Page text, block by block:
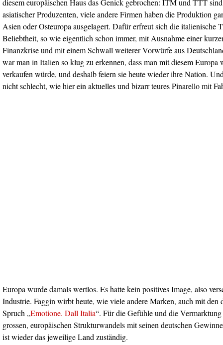
diesem europäischen Haus das Genick gebrochen: ITM und TTT
asiatischer Produzenten, viele andere Firmen haben die Produktion
Asien oder Osteuropa ausgelagert. Dafür erfreut sich die italienische
Beliebtheit, so wie eigentlich schon immer, mit Ausnahme einer
Finanzkrise und mit einem Schwall weiterer Vorwürfe aus
war man in Italien so klug zu erkennen, dass man mit diesem Europa
verkaufen würde, und deshalb feiern sie heute wieder ihre Nation.
nicht schlecht, wie hier ein aktuelles und bizarr teures Pinarello mit
Europa wurde damals wertlos. Es hatte kein positives Image, also
Industrie. Faggin wirbt heute, wie viele andere Marken, auch mit den
Spruch „Emotione. Dall Italia“. Für die Gefühle und die
grossen, europäischen Strukturwandels mit seinen deutschen
ist wieder das jeweilige Land zuständig.